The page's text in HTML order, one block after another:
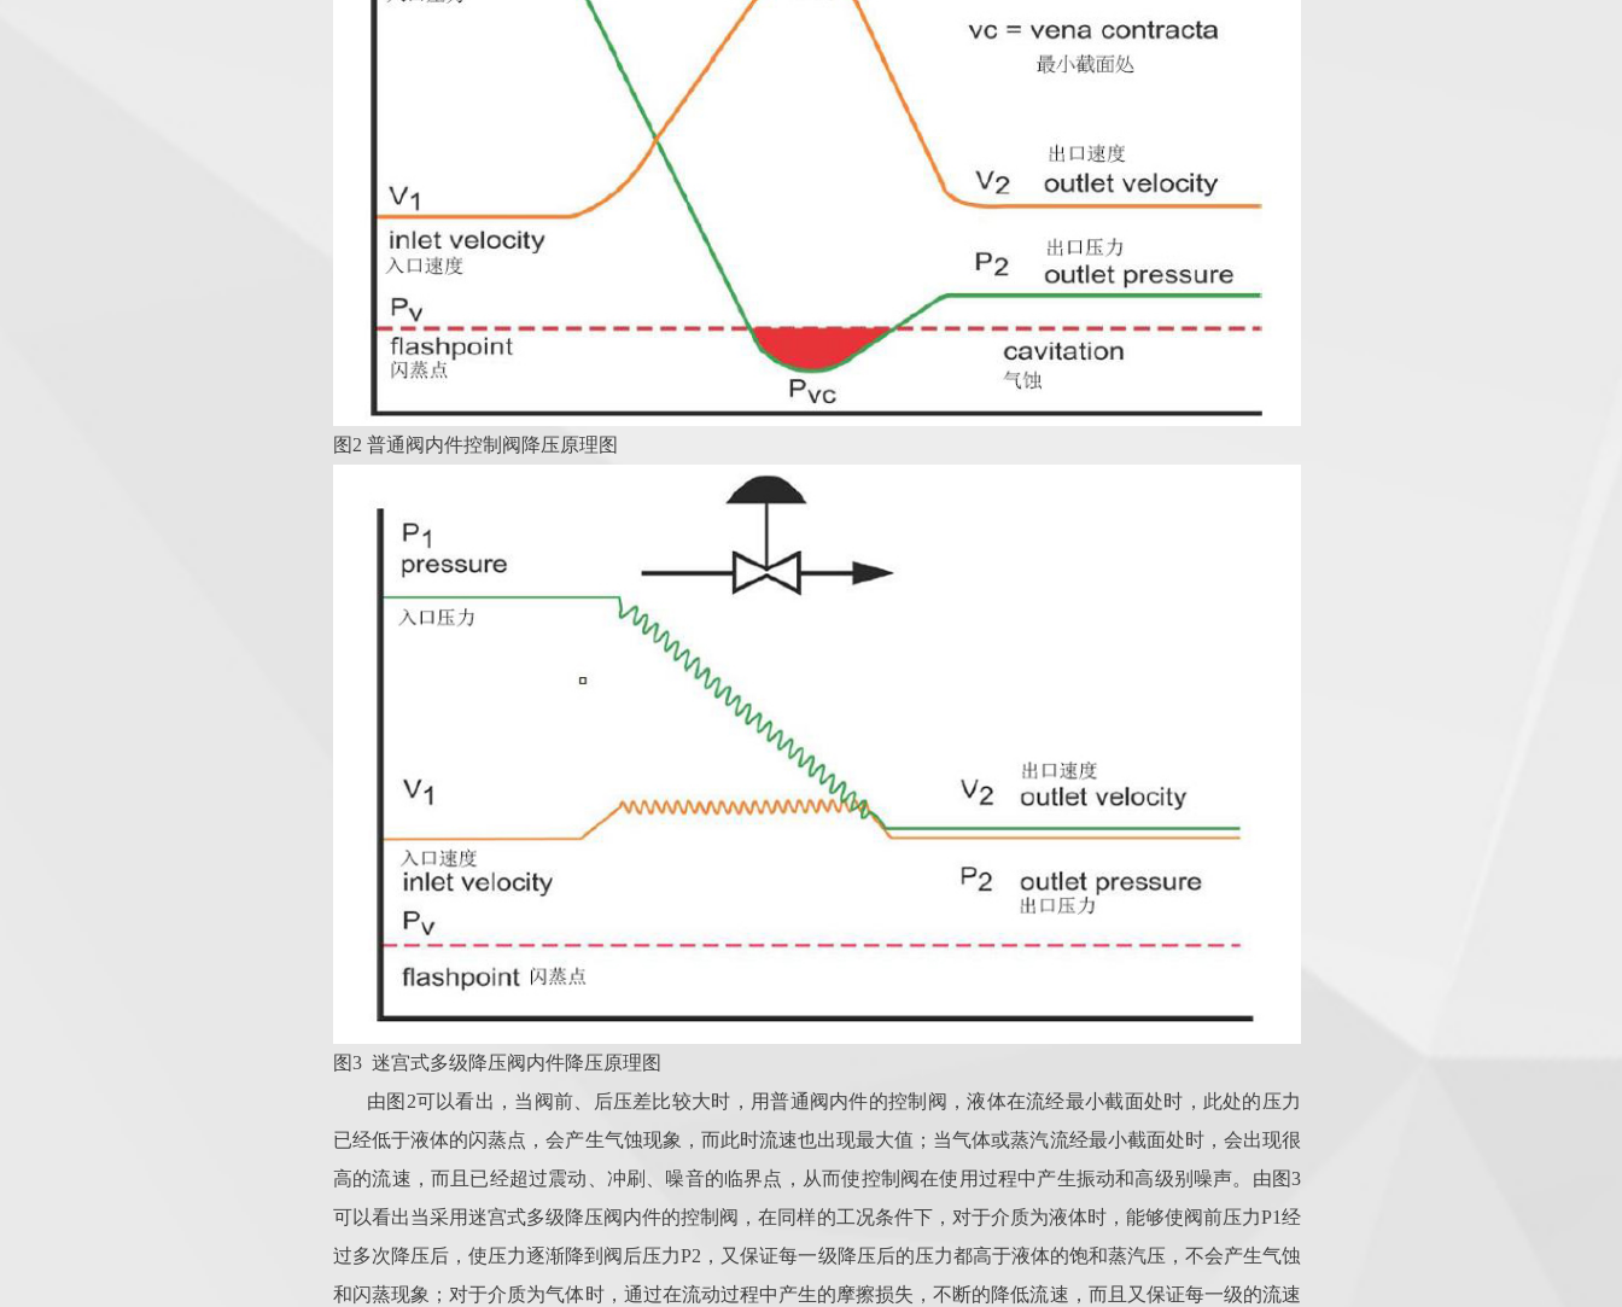
图2 普通阀内件控制阀降压原理图
图3 迷宫式多级降压阀内件降压原理图
由图2可以看出，当阀前、后压差比较大时，用普通阀内件的控制阀，液体在流经最小截面处时，此处的压力
已经低于液体的闪蒸点，会产生气蚀现象，而此时流速也出现最大值；当气体或蒸汽流经最小截面处时，会出现很
高的流速，而且已经超过震动、冲刷、噪音的临界点，从而使控制阀在使用过程中产生振动和高级别噪声。由图3
可以看出当采用迷宫式多级降压阀内件的控制阀，在同样的工况条件下，对于介质为液体时，能够使阀前压力P1经
过多次降压后，使压力逐渐降到阀后压力P2，又保证每一级降压后的压力都高于液体的饱和蒸汽压，不会产生气蚀
和闪蒸现象；对于介质为气体时，通过在流动过程中产生的摩擦损失，不断的降低流速，而且又保证每一级的流速